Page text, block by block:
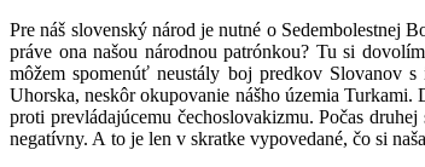
Pre náš slovenský národ je nutné o Sedembolestnej
práve ona našou národnou patrónkou? Tu si
môžem spomenúť neustály boj predkov Slovanov
Uhorska, neskôr okupovanie nášho územia
proti prevládajúcemu čechoslovakizmu. Počas
negatívny. A to je len v skratke vypovedané, čo si